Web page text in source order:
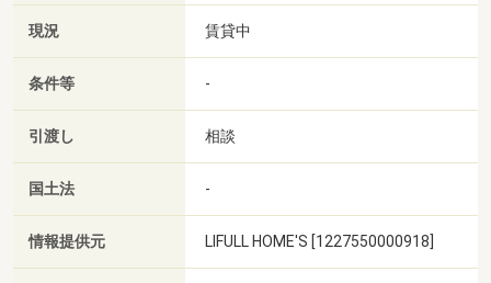
現況 賃貸中
条件等 -
引渡し 相談
国土法 -
情報提供元 LIFULL HOME'S [1227550000918]